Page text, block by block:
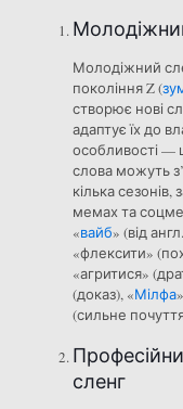
Молодіжний
покоління Z (
створює нові
адаптує їх до
особливості —
слова можуть
кілька
мемах та
«вайб» (від
«флексити»
«агритися»
(доказ), «Мілфа
(сильне
сленг